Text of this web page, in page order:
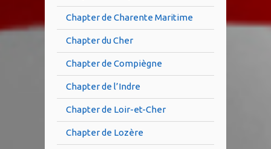
Chapter de Charente Maritime
Chapter du Cher
Chapter de Compiègne
Chapter de l’Indre
Chapter de Loir-et-Cher
Chapter de Lozère